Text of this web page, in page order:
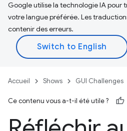
Google utilise la technologie IA pour
votre langue préférée. Les
contenir des erreurs.
Accueil Shows GUI Challenges
Ce contenu vous a-t-il été utile ?